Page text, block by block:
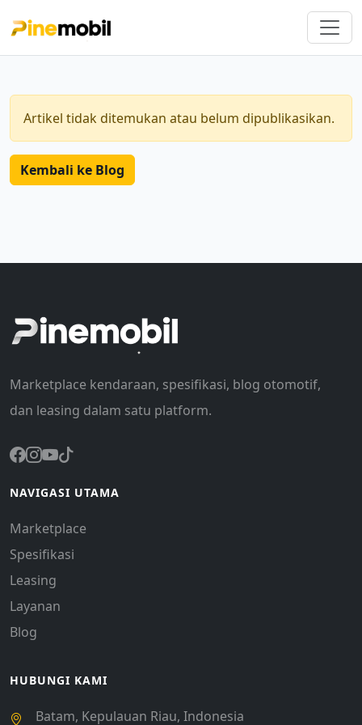
Artikel tidak ditemukan atau belum dipublikasikan.
Kembali ke Blog
Marketplace kendaraan, spesifikasi, blog otomotif,
dan leasing dalam satu platform.
NAVIGASI UTAMA
Marketplace
Spesifikasi
Leasing
Layanan
Blog
HUBUNGI KAMI
Batam, Kepulauan Riau, Indonesia